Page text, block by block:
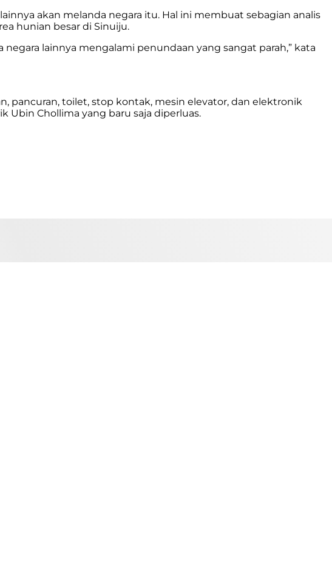
akan melanda negara itu. Hal ini membuat sebagian analis
hunian besar di Sinuiju.
lainnya mengalami penundaan yang sangat parah,” kata
pancuran, toilet, stop kontak, mesin elevator, dan elektronik
Ubin Chollima yang baru saja diperluas.